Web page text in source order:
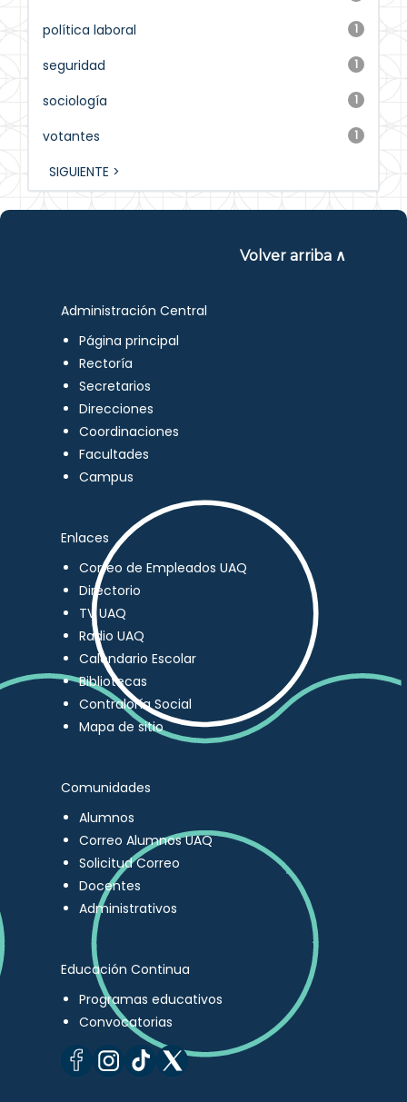
1
política laboral
1
seguridad
1
sociología
1
votantes
SIGUIENTE >
Volver arriba ∧
Administración Central
Página principal
Rectoría
Secretarios
Direcciones
Coordinaciones
Facultades
Campus
Enlaces
Correo de Empleados UAQ
Directorio
TV UAQ
Radio UAQ
Calendario Escolar
Bibliotecas
Contraloría Social
Mapa de sitio
Comunidades
Alumnos
Correo Alumnos UAQ
Solicitud Correo
Docentes
Administrativos
Educación Continua
Programas educativos
Convocatorias